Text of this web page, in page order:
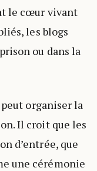
le cœur vivant
les blogs
ou dans la
organiser la
Il croit que les
d’entrée, que
une cérémonie